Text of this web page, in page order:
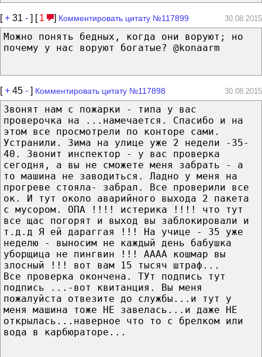
[+ 31 - ] [ 1 ] Комментировать цитату №117899 30.08.2015
Можно понять бедных, когда они воруют; но
почему у нас воруют богатые? @konaarm
[+ 45 - ] Комментировать цитату №117898 30.08.2015
Звонят нам с пожарки - типа у вас
проверочка на ...намечается. Спасибо и на
этом все просмотрели по конторе сами.
Устранили. Зима на улице уже 2 недели -35-
40. Звонит инспектор - у вас проверка
сегодня, а вы не сможете меня забрать - а
то машина не заводиться. Ладно у меня на
прогреве стояла- забрал. Все проверили все
ок. И тут около аварийного выхода 2 пакета
с мусором. ОПА !!!! истерика !!!! что тут
все щас погорят и выход вы заблокировали и
т.д.д Я ей дараггая !!! На учице - 35 уже
неделю - выносим не каждый день бабушка
уборщица не пингвин !!! АААА кошмар вы
злосный !!! вот вам 15 тысяч штраф...
Все проверка окончена. ТУт подпись тут
подпись ...-вот квитанция. Вы меня
пожалуйста отвезите до службы...и тут у
меня машина тоже НЕ завелась...и даже НЕ
открылась...наверное что то с брелком или
вода в карбюраторе...